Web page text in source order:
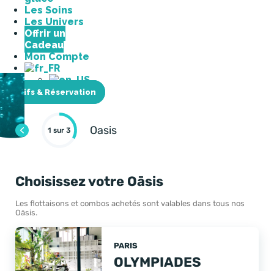
Les Soins
Les Univers
Offrir un
Cadeau
Mon Compte
Tarifs & Réservation
sur 3
Choisissez votre Oāsis
Les flottaisons et combos achetés sont valables dans tous nos
Oāsis.
PARIS
OLYMPIADES